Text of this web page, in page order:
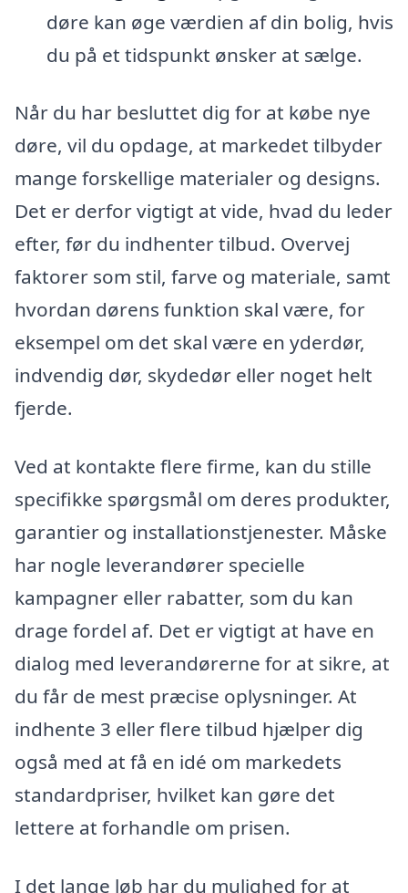
døre kan øge værdien af din bolig, hvis
du på et tidspunkt ønsker at sælge.
Når du har besluttet dig for at købe nye
døre, vil du opdage, at markedet tilbyder
mange forskellige materialer og designs.
Det er derfor vigtigt at vide, hvad du leder
efter, før du indhenter tilbud. Overvej
faktorer som stil, farve og materiale, samt
hvordan dørens funktion skal være, for
eksempel om det skal være en yderdør,
indvendig dør, skydedør eller noget helt
fjerde.
Ved at kontakte flere firme, kan du stille
specifikke spørgsmål om deres produkter,
garantier og installationstjenester. Måske
har nogle leverandører specielle
kampagner eller rabatter, som du kan
drage fordel af. Det er vigtigt at have en
dialog med leverandørerne for at sikre, at
du får de mest præcise oplysninger. At
indhente 3 eller flere tilbud hjælper dig
også med at få en idé om markedets
standardpriser, hvilket kan gøre det
lettere at forhandle om prisen.
I det lange løb har du mulighed for at